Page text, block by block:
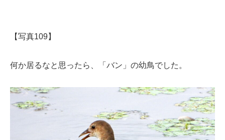
【写真109】
何か居るなと思ったら、「バン」の幼鳥でした。